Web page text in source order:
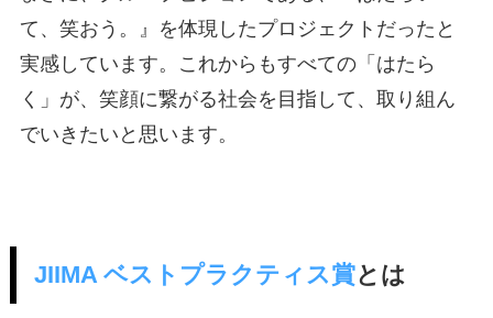
て、笑おう。』を体現したプロジェクトだったと
実感しています。これからもすべての「はたら
く」が、笑顔に繋がる社会を目指して、取り組ん
でいきたいと思います。
JIIMA ベストプラクティス賞とは